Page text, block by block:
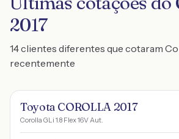
2017
14 clientes diferentes que cotaram
recentemente
Toyota COROLLA 2017
Corolla GLi 1.8 Flex 16V Aut.